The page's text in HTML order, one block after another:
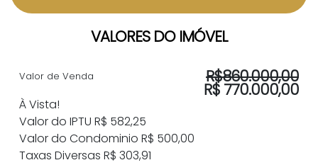
VALORES DO IMÓVEL
R$860.000,00
R$ 770.000,00
Valor de Venda
À Vista!
Valor do IPTU R$ 582,25
Valor do Condominio R$ 500,00
Taxas Diversas R$ 303,91